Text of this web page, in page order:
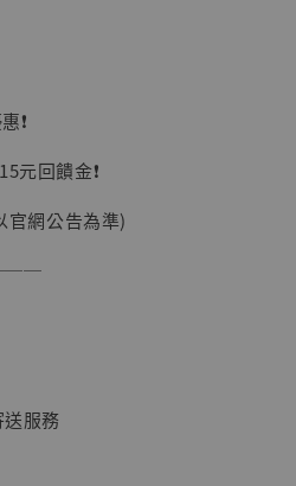
❗️
元回饋金❗️
官網公告為準)
服務